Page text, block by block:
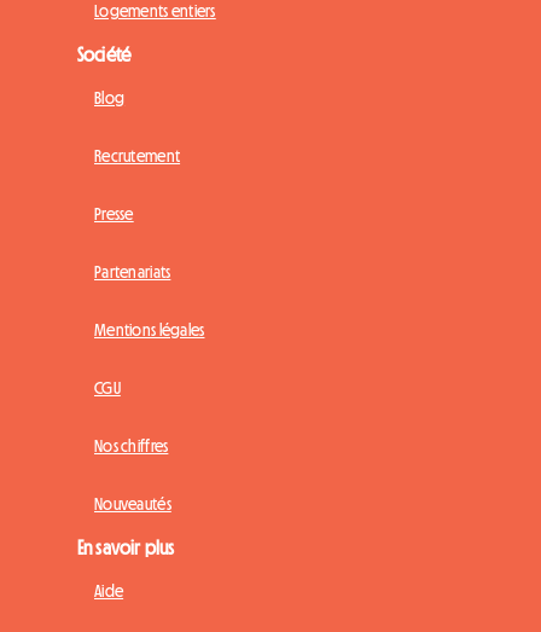
Logements entiers
Société
Blog
Recrutement
Presse
Partenariats
Mentions légales
CGU
Nos chiffres
Nouveautés
En savoir plus
Aide